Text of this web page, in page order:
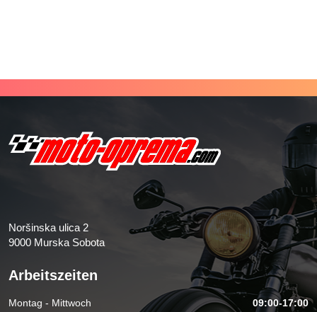
Noršinska ulica 2
9000 Murska Sobota
Arbeitszeiten
Montag - Mittwoch
09:00-17:00